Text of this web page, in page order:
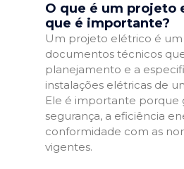
O que é um projeto
que é importante?
Um projeto elétrico é
documentos técnicos
planejamento e a
instalações elétricas de
Ele é importante porque
segurança, a eficiência
conformidade com as
vigentes.